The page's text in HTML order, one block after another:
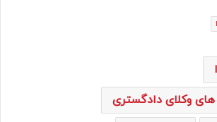
های وکلای دادگستری